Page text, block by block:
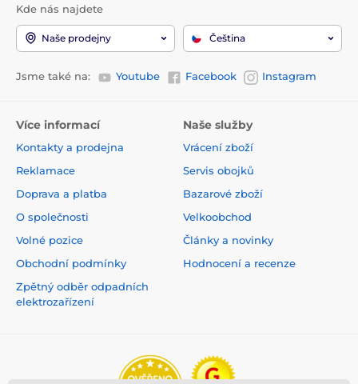
Kde nás najdete
Naše prodejny Čeština
Jsme také na: Youtube Facebook Instagram
Více informací
Kontakty a prodejna
Reklamace
Doprava a platba
O společnosti
Volné pozice
Obchodní podmínky
Zpětný odběr odpadních
elektrozařízení
Naše služby
Vrácení zboží
Servis obojků
Bazarové zboží
Velkoobchod
Články a novinky
Hodnocení a recenze